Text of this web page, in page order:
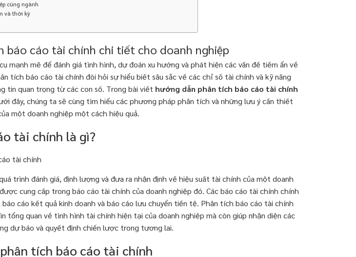
cùng ngành
và thời kỳ
báo cáo tài chính chi tiết cho doanh nghiệp
mạnh mẽ để đánh giá tình hình, dự đoán xu hướng và phát hiện các vấn đề tiềm ẩn về
tích báo cáo tài chính đòi hỏi sự hiểu biết sâu sắc về các chỉ số tài chính và kỹ năng
tin quan trọng từ các con số. Trong bài viết hướng dẫn phân tích báo cáo tài chính
đây, chúng ta sẽ cùng tìm hiểu các phương pháp phân tích và những lưu ý cần thiết
một doanh nghiệp một cách hiệu quả.
tài chính là gì?
trình đánh giá, định lượng và đưa ra nhận định về hiệu suất tài chính của một doanh
cung cấp trong báo cáo tài chính của doanh nghiệp đó. Các báo cáo tài chính chính
cáo kết quả kinh doanh và báo cáo lưu chuyển tiền tệ. Phân tích báo cáo tài chính
tổng quan về tình hình tài chính hiện tại của doanh nghiệp mà còn giúp nhận diện các
dự báo và quyết định chiến lược trong tương lai.
tích báo cáo tài chính